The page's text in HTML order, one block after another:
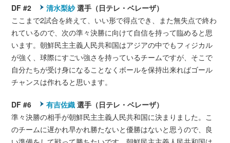
DF #2 清水梨紗選手（日テレ・ベレーザ）
ここまで2試合を終えて、いい形で得点でき、また無失点で終わ
れているので、次の準々決勝に向けて自信を持って臨めると思
います。朝鮮民主主義人民共和国はアジアの中でもフィジカル
が強く、球際にすごい強さを持っているチームですが、そこで
自分たちが受け身になることなくボールを保持出来ればゴール
チャンスは作れると思います。
DF #6 有吉佐織 選手（日テレ・ベレーザ）
準々決勝の相手が朝鮮民主主義人民共和国に決まりました。こ
のチームに遅かれ早かれ勝たないと優勝はないと思うので、良